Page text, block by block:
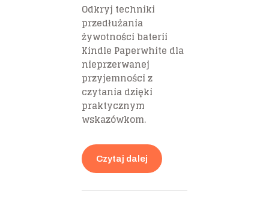
Odkryj techniki
przedłużania
żywotności baterii
Kindle Paperwhite dla
nieprzerwanej
przyjemności z
czytania dzięki
praktycznym
wskazówkom.
Czytaj dalej